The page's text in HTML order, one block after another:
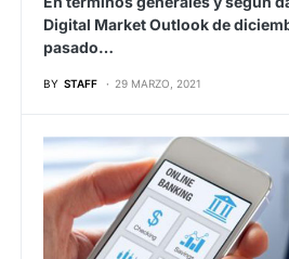
Digital Market Outlook de
pasado…
BY STAFF 29 MARZO, 2021